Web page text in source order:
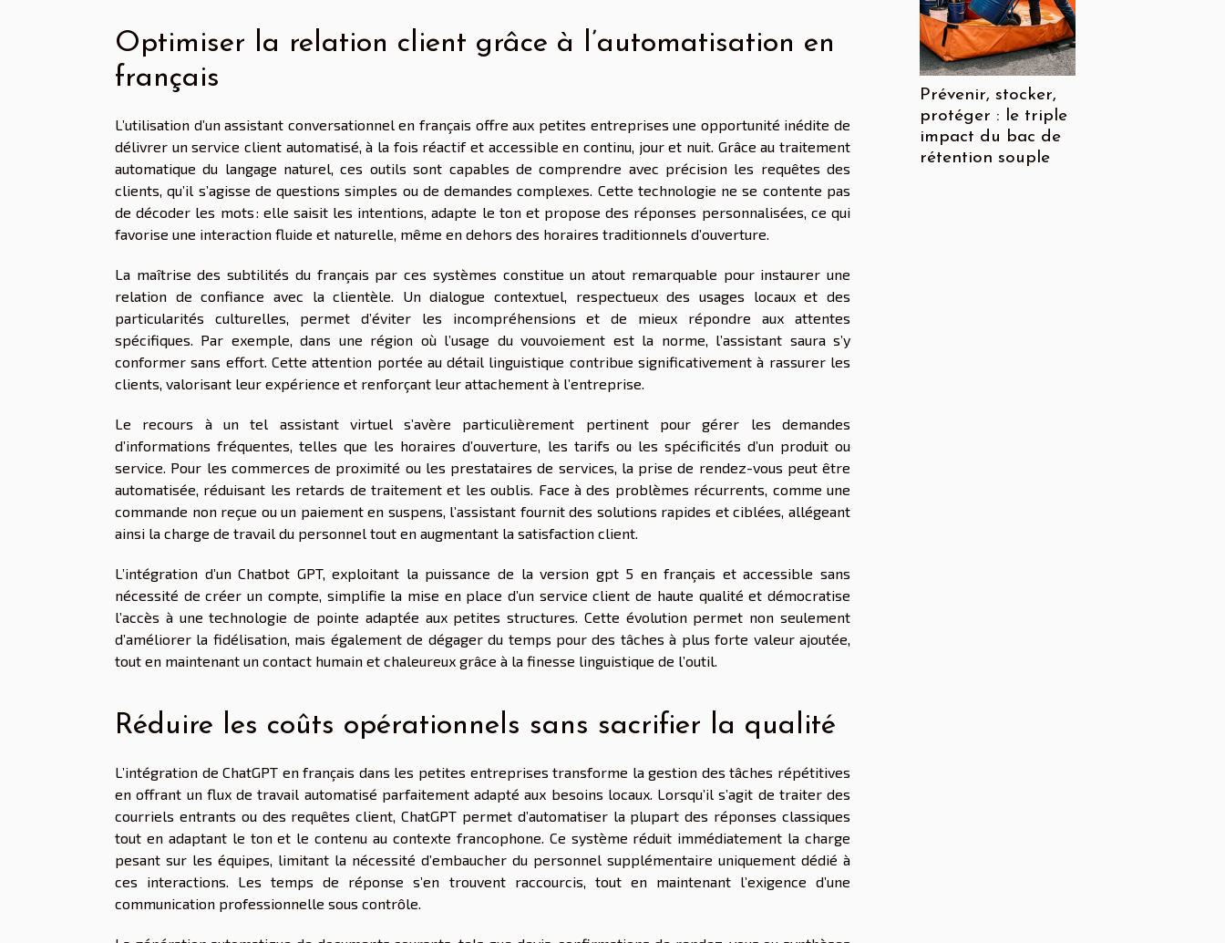
Optimiser la relation client grâce à l’automatisation en
français
L’utilisation d’un assistant conversationnel en français offre aux petites entreprises une opportunité inédite de
délivrer un service client automatisé, à la fois réactif et accessible en continu, jour et nuit. Grâce au traitement
automatique du langage naturel, ces outils sont capables de comprendre avec précision les requêtes des
clients, qu’il s’agisse de questions simples ou de demandes complexes. Cette technologie ne se contente pas
de décoder les mots : elle saisit les intentions, adapte le ton et propose des réponses personnalisées, ce qui
favorise une interaction fluide et naturelle, même en dehors des horaires traditionnels d’ouverture.
La maîtrise des subtilités du français par ces systèmes constitue un atout remarquable pour instaurer une
relation de confiance avec la clientèle. Un dialogue contextuel, respectueux des usages locaux et des
particularités culturelles, permet d’éviter les incompréhensions et de mieux répondre aux attentes
spécifiques. Par exemple, dans une région où l’usage du vouvoiement est la norme, l’assistant saura s’y
conformer sans effort. Cette attention portée au détail linguistique contribue significativement à rassurer les
clients, valorisant leur expérience et renforçant leur attachement à l’entreprise.
Le recours à un tel assistant virtuel s’avère particulièrement pertinent pour gérer les demandes
d’informations fréquentes, telles que les horaires d’ouverture, les tarifs ou les spécificités d’un produit ou
service. Pour les commerces de proximité ou les prestataires de services, la prise de rendez-vous peut être
automatisée, réduisant les retards de traitement et les oublis. Face à des problèmes récurrents, comme une
commande non reçue ou un paiement en suspens, l’assistant fournit des solutions rapides et ciblées, allégeant
ainsi la charge de travail du personnel tout en augmentant la satisfaction client.
L’intégration d’un Chatbot GPT, exploitant la puissance de la version gpt 5 en français et accessible sans
nécessité de créer un compte, simplifie la mise en place d’un service client de haute qualité et démocratise
l’accès à une technologie de pointe adaptée aux petites structures. Cette évolution permet non seulement
d’améliorer la fidélisation, mais également de dégager du temps pour des tâches à plus forte valeur ajoutée,
tout en maintenant un contact humain et chaleureux grâce à la finesse linguistique de l’outil.
Réduire les coûts opérationnels sans sacrifier la qualité
L’intégration de ChatGPT en français dans les petites entreprises transforme la gestion des tâches répétitives
en offrant un flux de travail automatisé parfaitement adapté aux besoins locaux. Lorsqu’il s’agit de traiter des
courriels entrants ou des requêtes client, ChatGPT permet d’automatiser la plupart des réponses classiques
tout en adaptant le ton et le contenu au contexte francophone. Ce système réduit immédiatement la charge
pesant sur les équipes, limitant la nécessité d’embaucher du personnel supplémentaire uniquement dédié à
ces interactions. Les temps de réponse s’en trouvent raccourcis, tout en maintenant l’exigence d’une
communication professionnelle sous contrôle.
Prévenir, stocker,
protéger : le triple
impact du bac de
rétention souple